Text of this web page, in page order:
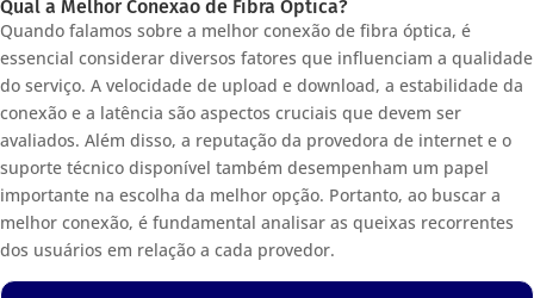
Qual a Melhor Conexão de Fibra Óptica?
Quando falamos sobre a melhor conexão de fibra óptica, é
essencial considerar diversos fatores que influenciam a qualidade
do serviço. A velocidade de upload e download, a estabilidade da
conexão e a latência são aspectos cruciais que devem ser
avaliados. Além disso, a reputação da provedora de internet e o
suporte técnico disponível também desempenham um papel
importante na escolha da melhor opção. Portanto, ao buscar a
melhor conexão, é fundamental analisar as queixas recorrentes
dos usuários em relação a cada provedor.